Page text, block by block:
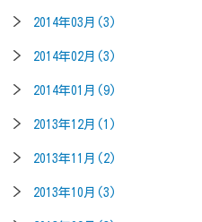
2014年03月(3)
2014年02月(3)
2014年01月(9)
2013年12月(1)
2013年11月(2)
2013年10月(3)